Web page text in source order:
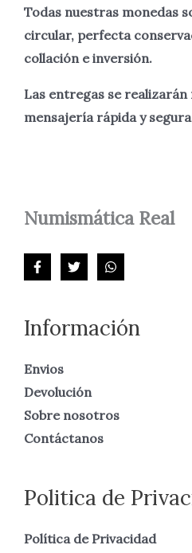
Todas nuestras monedas
circular, perfecta
collación e inversión.
Las entregas se
mensajería rápida y
NumismáticaReal
Información
Envios
Devolución
Sobre nosotros
Contáctanos
Politica de
Política de Privacidad